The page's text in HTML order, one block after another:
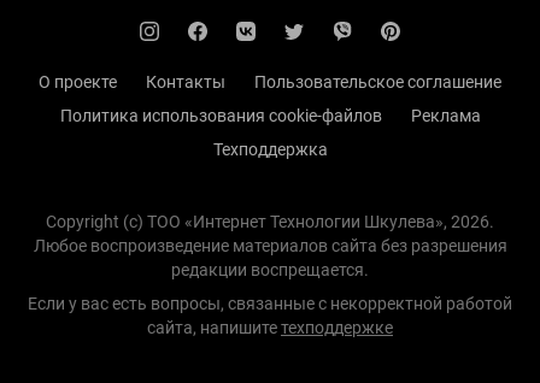
О проекте Контакты
Пользовательское соглашение
Политика использования cookie-файлов
Реклама
Техподдержка
Copyright (с) TOO «Интернет Технологии Шкулева», 2026.
Любое воспроизведение материалов сайта без разрешения
редакции воспрещается.
Если у вас есть вопросы, связанные с некорректной работой
сайта, напишитетехподдержке